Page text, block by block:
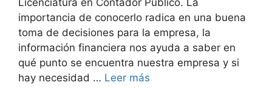
Licenciatura en Contador Público. La
importancia de conocerlo radica en una buena
toma de decisiones para la empresa, la
información financiera nos ayuda a saber en
qué punto se encuentra nuestra empresa y si
hay necesidad … Leer más